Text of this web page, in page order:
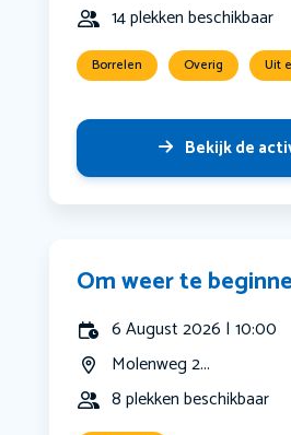
14 plekken beschikbaar
Borrelen Overig Uit
Bekijk de
Om weer te
6 August 2026 | 10:00
Molenweg 2...
8 plekken beschikbaar